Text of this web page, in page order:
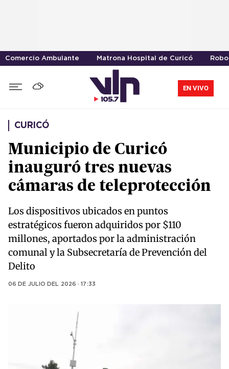
Comercio Ambulante Matrona Hospital de Curicó
EN VIVO
CURICÓ
Municipio de Curicó
inauguró tres nuevas
cámaras de teleprotección
Los dispositivos ubicados en puntos
estratégicos fueron adquiridos por $110
millones, aportados por la administración
comunal y la Subsecretaría de Prevención del
Delito
06 DE JULIO DEL 2026 · 17:33